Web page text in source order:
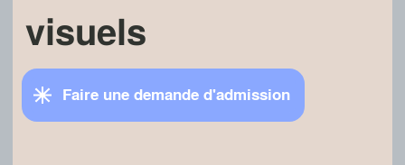
visuels
Faire une demande d'admission